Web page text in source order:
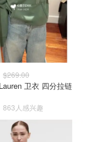
$269.00
Polo Ralph Lauren 卫衣 四分拉链
863人感兴趣